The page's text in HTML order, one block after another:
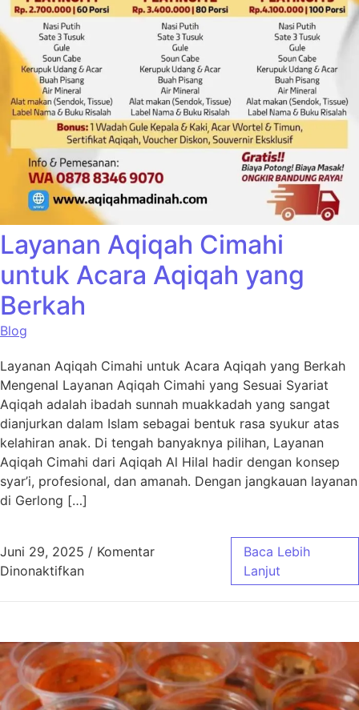
Layanan Aqiqah Cimahi
untuk Acara Aqiqah yang
Berkah
Blog
Layanan Aqiqah Cimahi untuk Acara Aqiqah yang Berkah
Mengenal Layanan Aqiqah Cimahi yang Sesuai Syariat
Aqiqah adalah ibadah sunnah muakkadah yang sangat
dianjurkan dalam Islam sebagai bentuk rasa syukur atas
kelahiran anak. Di tengah banyaknya pilihan, Layanan
Aqiqah Cimahi dari Aqiqah Al Hilal hadir dengan konsep
syar’i, profesional, dan amanah. Dengan jangkauan layanan
di Gerlong […]
Juni 29, 2025 / Komentar
Dinonaktifkanpada Layanan Aqiqah Cimahi untuk Acara
Baca Lebih
Lanjut